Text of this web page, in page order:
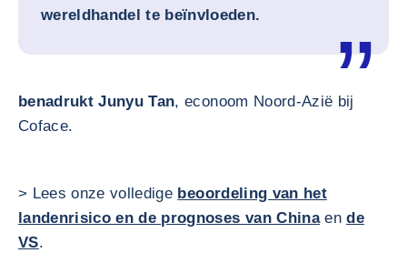
wereldhandel te beïnvloeden.
benadrukt Junyu Tan, econoom Noord-Azië bij
Coface.
> Lees onze volledige beoordeling van het
landenrisico en de prognoses van Chinaende
VS.